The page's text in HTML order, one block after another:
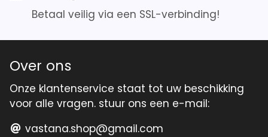
Betaal veilig via een SSL-verbinding!
Over ons
Onze klantenservice staat tot uw beschikking
voor alle vragen. stuur ons een e-mail:
vastana.shop@gmail.com